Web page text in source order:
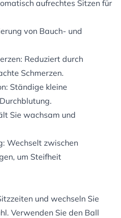
aufrechtes Sitzen für
von Bauch- und
Reduziert durch
Schmerzen.
Ständige kleine
Sie wachsam und
Wechselt zwischen
um Steifheit
und wechseln Sie
Verwenden Sie den Ball